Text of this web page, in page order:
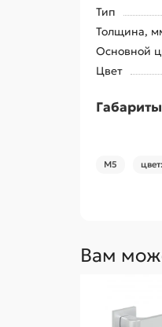
Тип
Толщина,
Основной
Цвет
М5
Вам